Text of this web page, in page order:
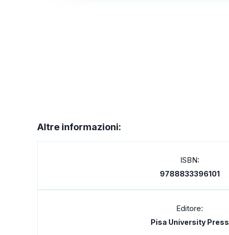
Altre informazioni:
ISBN:
9788833396101
Editore:
Pisa University Press